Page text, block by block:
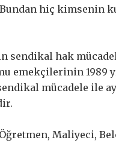
hiç kimsenin
sendikal hak
emekçilerinin 1989
mücadele ile
Maliyeci,